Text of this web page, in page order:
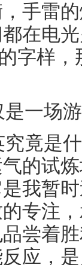
手雷
在电
字样
一场
竟是
的试
我暂
专注
尝着
应，